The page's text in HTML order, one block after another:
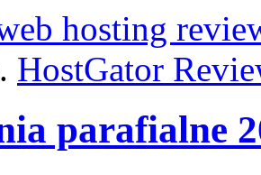
hosting
HostGator
parafialne